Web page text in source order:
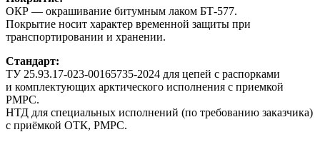
ОКР — окрашивание битумным лаком БТ-577.
Покрытие носит характер временной защиты при
транспортировании и хранении.
Стандарт:
ТУ 25.93.17-023-00165735-2024 для цепей с распорками
и комплектующих арктического исполнения с приемкой
РМРС.
НТД для специальных исполнений (по требованию заказчика)
с приёмкой ОТК, РМРС.